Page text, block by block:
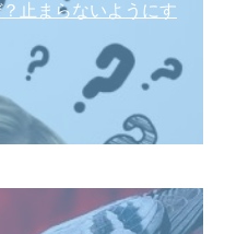
止まらないようにす